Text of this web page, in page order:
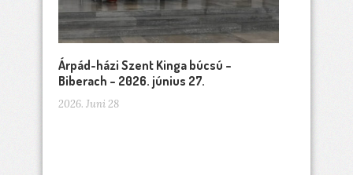
Árpád-házi Szent Kinga búcsú –
Biberach – 2026. június 27.
2026. Juni 28